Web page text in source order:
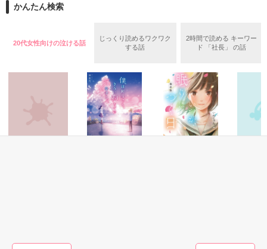
「呪いなら、なんでも。
約束事さえ守れば危害は加えませんよ」
高校生の杏奈は、彼氏の悠介とともに何者かに誘拐・監禁され
犯人の狙いは一体、何なのか──。
かんたん検索
20代女性向けの泣ける話
じっくり読めるワクワク
する話
2時間で読める キーワー
ド 「社長」 の話